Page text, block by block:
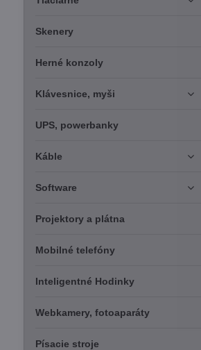
Skenery
Herné konzoly
Klávesnice, myši
UPS, powerbanky
Káble
Software
Projektory a plátna
Mobilné telefóny
Inteligentné Hodinky
Webkamery, fotoaparáty
Písacie stroje